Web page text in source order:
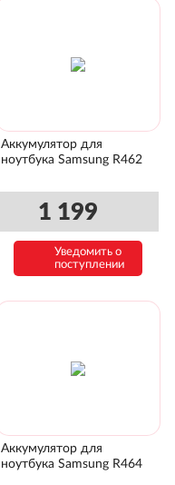
Аккумулятор для
ноутбука Samsung R462
1 199
Уведомить о
поступлении
Аккумулятор для
ноутбука Samsung R464